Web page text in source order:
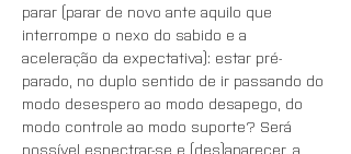
parar (parar de novo ante aquilo que
interrompe o nexo do sabido e a
aceleração da expectativa): estar pré-
parado, no duplo sentido de ir passando do
modo desespero ao modo desapego, do
modo controle ao modo suporte? Será
possível espectrar-se e (des)aparecer, a